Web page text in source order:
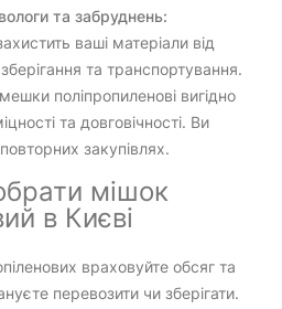
та забруднень:
ваші матеріали від
та транспортування.
поліпропиленові вигідно
та довговічності. Ви
закупівлях.
мішок
в Києві
враховуйте обсяг та
перевозити чи зберігати.